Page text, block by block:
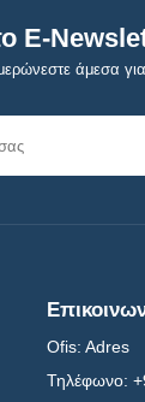
E-
άμεσα για
Ofis: Adres
Τηλέφωνο: